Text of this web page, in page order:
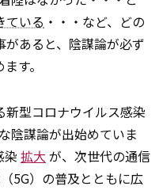
ている ・・・など、どの
あると、陰謀論が必ず
す。
型コロナウイルス感染
陰謀論が出始めていま
染 拡大 が、次世代の通信
5G）の普及とともに広